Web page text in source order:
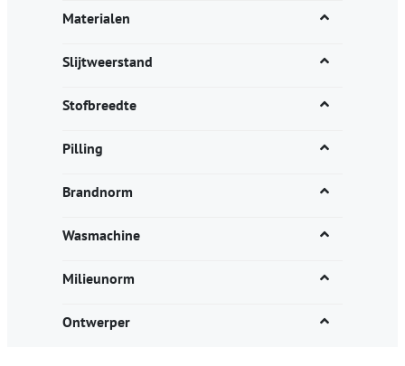
Materialen
Slijtweerstand
Stofbreedte
Pilling
Brandnorm
Wasmachine
Milieunorm
Ontwerper